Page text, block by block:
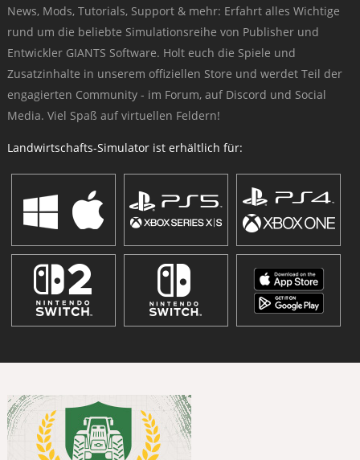
News, Mods, Tutorials, Support & mehr: Erfahrt alles Wichtige
rund um die beliebte Simulationsreihe von Publisher und
Entwickler GIANTS Software. Holt euch die Spiele und
Zusatzinhalte in unserem offiziellen Store und werdet Teil der
engagierten Community - im Forum, auf Discord und Social
Media. Viel Spaß auf virtuellen Feldern!
Landwirtschafts-Simulator ist erhältlich für: